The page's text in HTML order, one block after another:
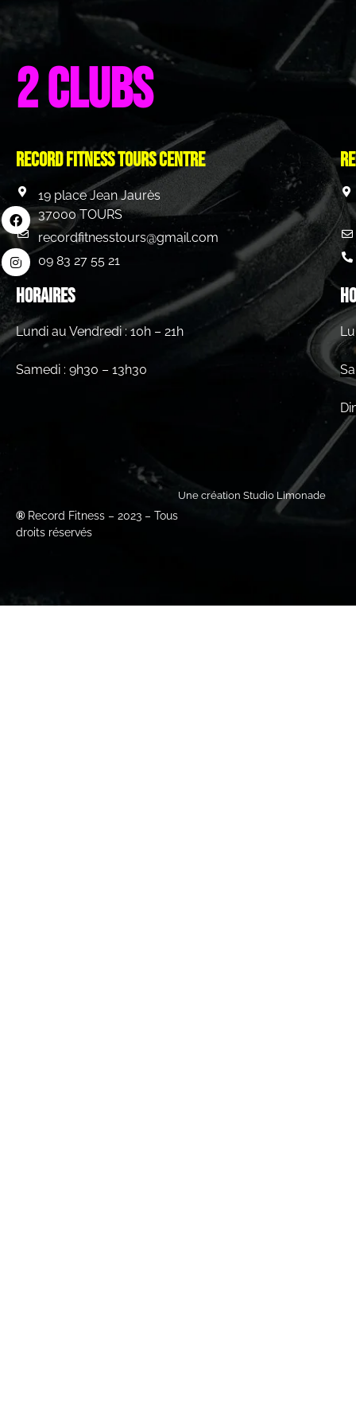
2 clubs
Record Fitness Tours centre
19 place Jean Jaurès
37000 TOURS
recordfitnesstours@gmail.com
09 83 27 55 21
HORAIRES
Lundi au Vendredi : 10h – 21h
Samedi : 9h30 – 13h30
® Record Fitness – 2023 – Tous
droits réservés
Une création Studio Limonade